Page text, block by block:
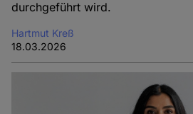
durchgeführt wird.
Hartmut Kreß
18.03.2026